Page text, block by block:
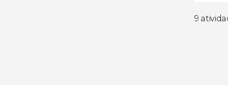
9